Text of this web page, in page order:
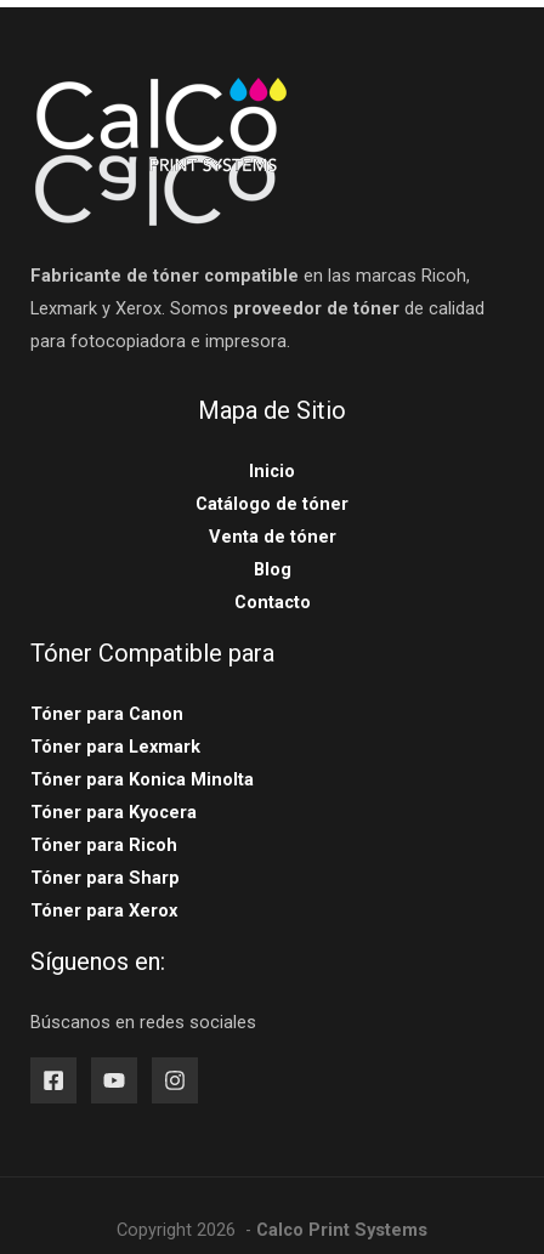
Fabricante de tóner compatible en las marcas Ricoh,
Lexmark y Xerox. Somos proveedor de tóner de calidad
para fotocopiadora e impresora.
Mapa de Sitio
Inicio
Catálogo de tóner
Venta de tóner
Blog
Contacto
Tóner Compatible para
Tóner para Canon
Tóner para Lexmark
Tóner para Konica Minolta
Tóner para Kyocera
Tóner para Ricoh
Tóner para Sharp
Tóner para Xerox
Síguenos en:
Búscanos en redes sociales
Copyright 2026 - Calco Print Systems